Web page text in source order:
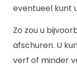
eventueel kunt
Zo zou u
afschuren. U
verf of minder